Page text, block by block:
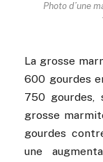
Photo d’une
La grosse
600 gourdes
750 gourdes,
grosse
gourdes
une